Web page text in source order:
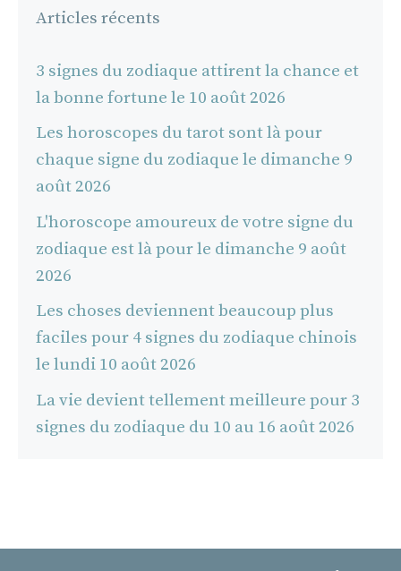
Articles récents
3 signes du zodiaque attirent la chance et
la bonne fortune le 10 août 2026
Les horoscopes du tarot sont là pour
chaque signe du zodiaque le dimanche 9
août 2026
L'horoscope amoureux de votre signe du
zodiaque est là pour le dimanche 9 août
2026
Les choses deviennent beaucoup plus
faciles pour 4 signes du zodiaque chinois
le lundi 10 août 2026
La vie devient tellement meilleure pour 3
signes du zodiaque du 10 au 16 août 2026